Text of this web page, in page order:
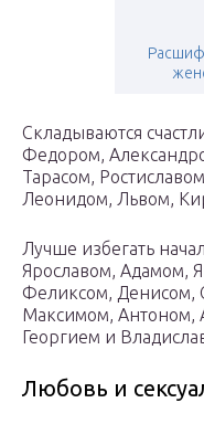
Складываются
Федором,
Тарасом,
Леонидом, Львом,
Лучше избегать
Ярославом,
Феликсом, Денисом,
Максимом, Антоном,
Георгием и
Любовь и